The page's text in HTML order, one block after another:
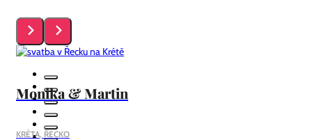
Monika & Martin
KRÉTA, ŘECKO